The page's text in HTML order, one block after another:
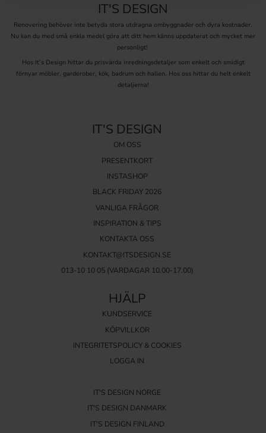
IT'S DESIGN
Renovering behöver inte betyda stora utdragna ombyggnader och dyra kostnader.
Nu kan du med små enkla medel göra att ditt hem känns uppdaterat och mycket mer
personligt!
Hos It’s Design hittar du prisvärda inredningsdetaljer som enkelt och smidigt
förnyar möbler, garderober, kök, badrum och hallen. Hos oss hittar du helt enkelt
detaljerna!
IT'S DESIGN
OM OSS
PRESENTKORT
INSTASHOP
BLACK FRIDAY 2026
VANLIGA FRÅGOR
INSPIRATION & TIPS
KONTAKTA OSS
KONTAKT@ITSDESIGN.SE
013-10 10 05(VARDAGAR 10.00-17.00)
HJÄLP
KUNDSERVICE
KÖPVILLKOR
INTEGRITETSPOLICY & COOKIES
LOGGA IN
IT'S DESIGN NORGE
IT'S DESIGN DANMARK
IT'S DESIGN FINLAND